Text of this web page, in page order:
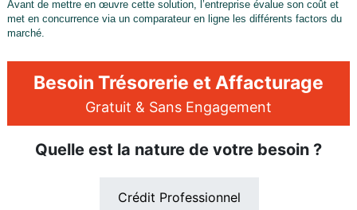
Avant de mettre en œuvre cette solution, l’entreprise évalue son coût et
met en concurrence via un comparateur en ligne les différents factors du
marché.